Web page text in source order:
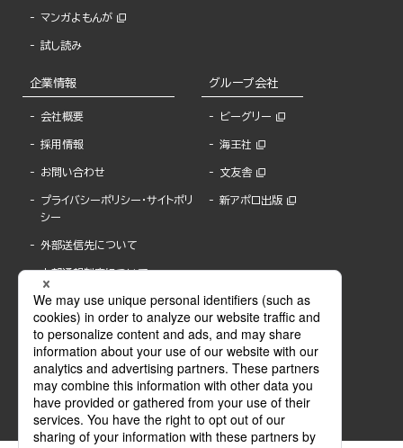
マンガよもんが
試し読み
企業情報
会社概要
採用情報
お問い合わせ
プライバシーポリシー・サイトポリ
シー
外部送信先について
内部通報制度について
グループ会社
ビーグリー
海王社
文友舎
新アポロ出版